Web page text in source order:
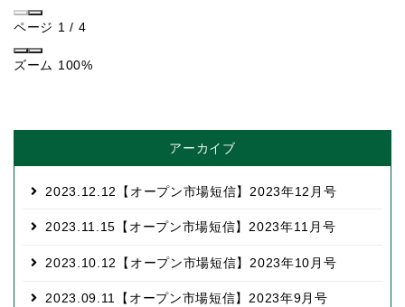
ページ 1 / 4
ズーム 100%
アーカイブ
2023.12.12 【オープン市場短信】2023年12月号
2023.11.15 【オープン市場短信】2023年11月号
2023.10.12 【オープン市場短信】2023年10月号
2023.09.11 【オープン市場短信】2023年9月号